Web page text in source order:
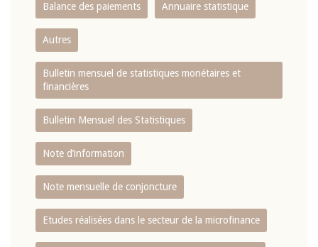
Balance des paiements Annuaire statistique
Autres
Bulletin mensuel de statistiques monétaires et
financières
Bulletin Mensuel des Statistiques
Note d’information
Note mensuelle de conjoncture
Etudes réalisées dans le secteur de la microfinance